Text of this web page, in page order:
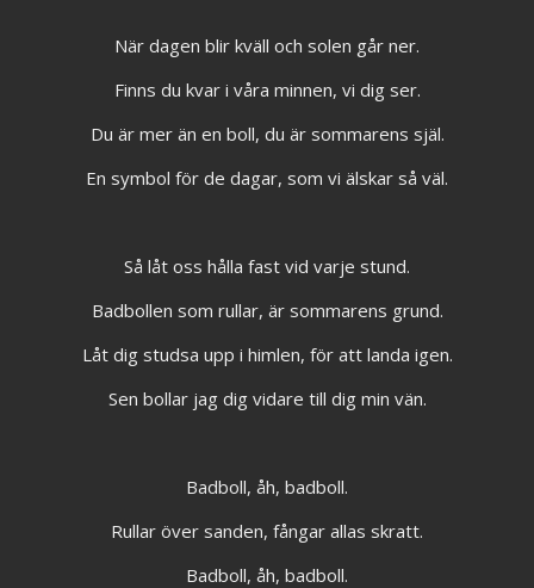
När dagen blir kväll och solen går ner.
Finns du kvar i våra minnen, vi dig ser.
Du är mer än en boll, du är sommarens själ.
En symbol för de dagar, som vi älskar så väl.
Så låt oss hålla fast vid varje stund.
Badbollen som rullar, är sommarens grund.
Låt dig studsa upp i himlen, för att landa igen.
Sen bollar jag dig vidare till dig min vän.
Badboll, åh, badboll.
Rullar över sanden, fångar allas skratt.
Badboll, åh, badboll.